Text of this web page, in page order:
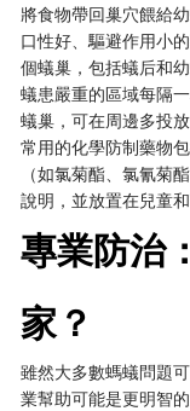
將食物帶回巢穴餵給
口性好、驅避作用小
個蟻巢，包括蟻后和
蟻患嚴重的區域每隔
蟻巢，可在周邊多投放
常用的化學防制藥物
（如氯菊酯、氯氰菊
說明，並放置在兒童
專業防治
家？
雖然大多數螞蟻問題
業幫助可能是更明智的